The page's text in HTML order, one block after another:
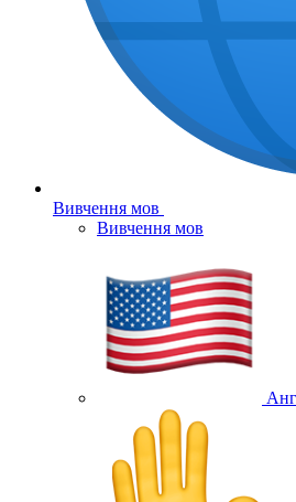
Вивчення мов
Вивчення мов